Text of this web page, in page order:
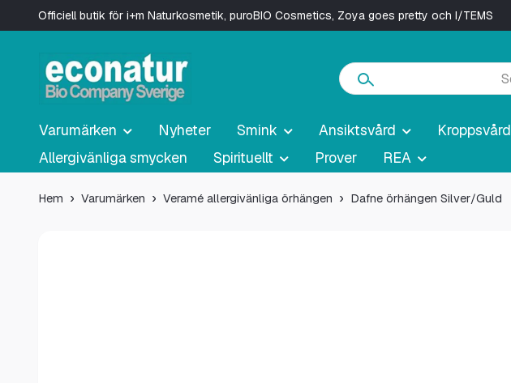
Officiell butik för i+m Naturkosmetik, puroBIO Cosmetics, Zoya goes pretty och I/TEMS
Varumärken Nyheter Smink Ansiktsvård Kroppsvård
Allergivänliga smycken
Spirituellt Prover REA
Hem Varumärken Veramé allergivänliga örhängen Dafne örhängen Silver/Guld